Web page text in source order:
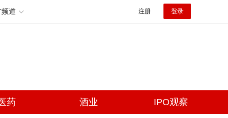
道 注册 登录
药 酒业 IPO观察